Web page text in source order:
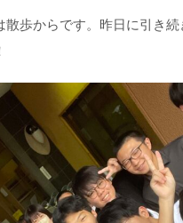
散歩からです。昨日に引き続